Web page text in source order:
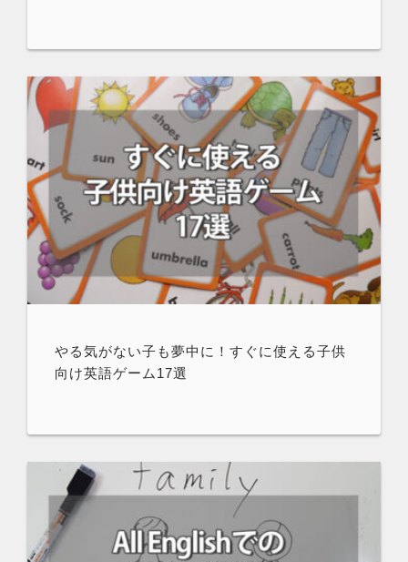
やる気がない子も夢中に！すぐに使える子供
向け英語ゲーム17選